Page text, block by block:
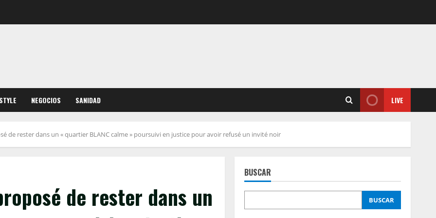
NEGOCIOS SANIDAD LIVE
de rester dans un « quartier BLANC calme » poursuivi en justice pour avoir refusé un invité noir
de rester dans un
BUSCAR
BUSCAR